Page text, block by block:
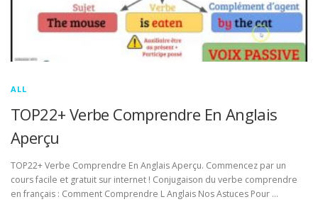
ALL
TOP22+ Verbe Comprendre En Anglais
Aperçu
TOP22+ Verbe Comprendre En Anglais Aperçu. Commencez par un
cours facile et gratuit sur internet ! Conjugaison du verbe comprendre
en français : Comment Comprendre L Anglais Nos Astuces Pour …